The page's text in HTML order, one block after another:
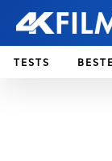
TESTS